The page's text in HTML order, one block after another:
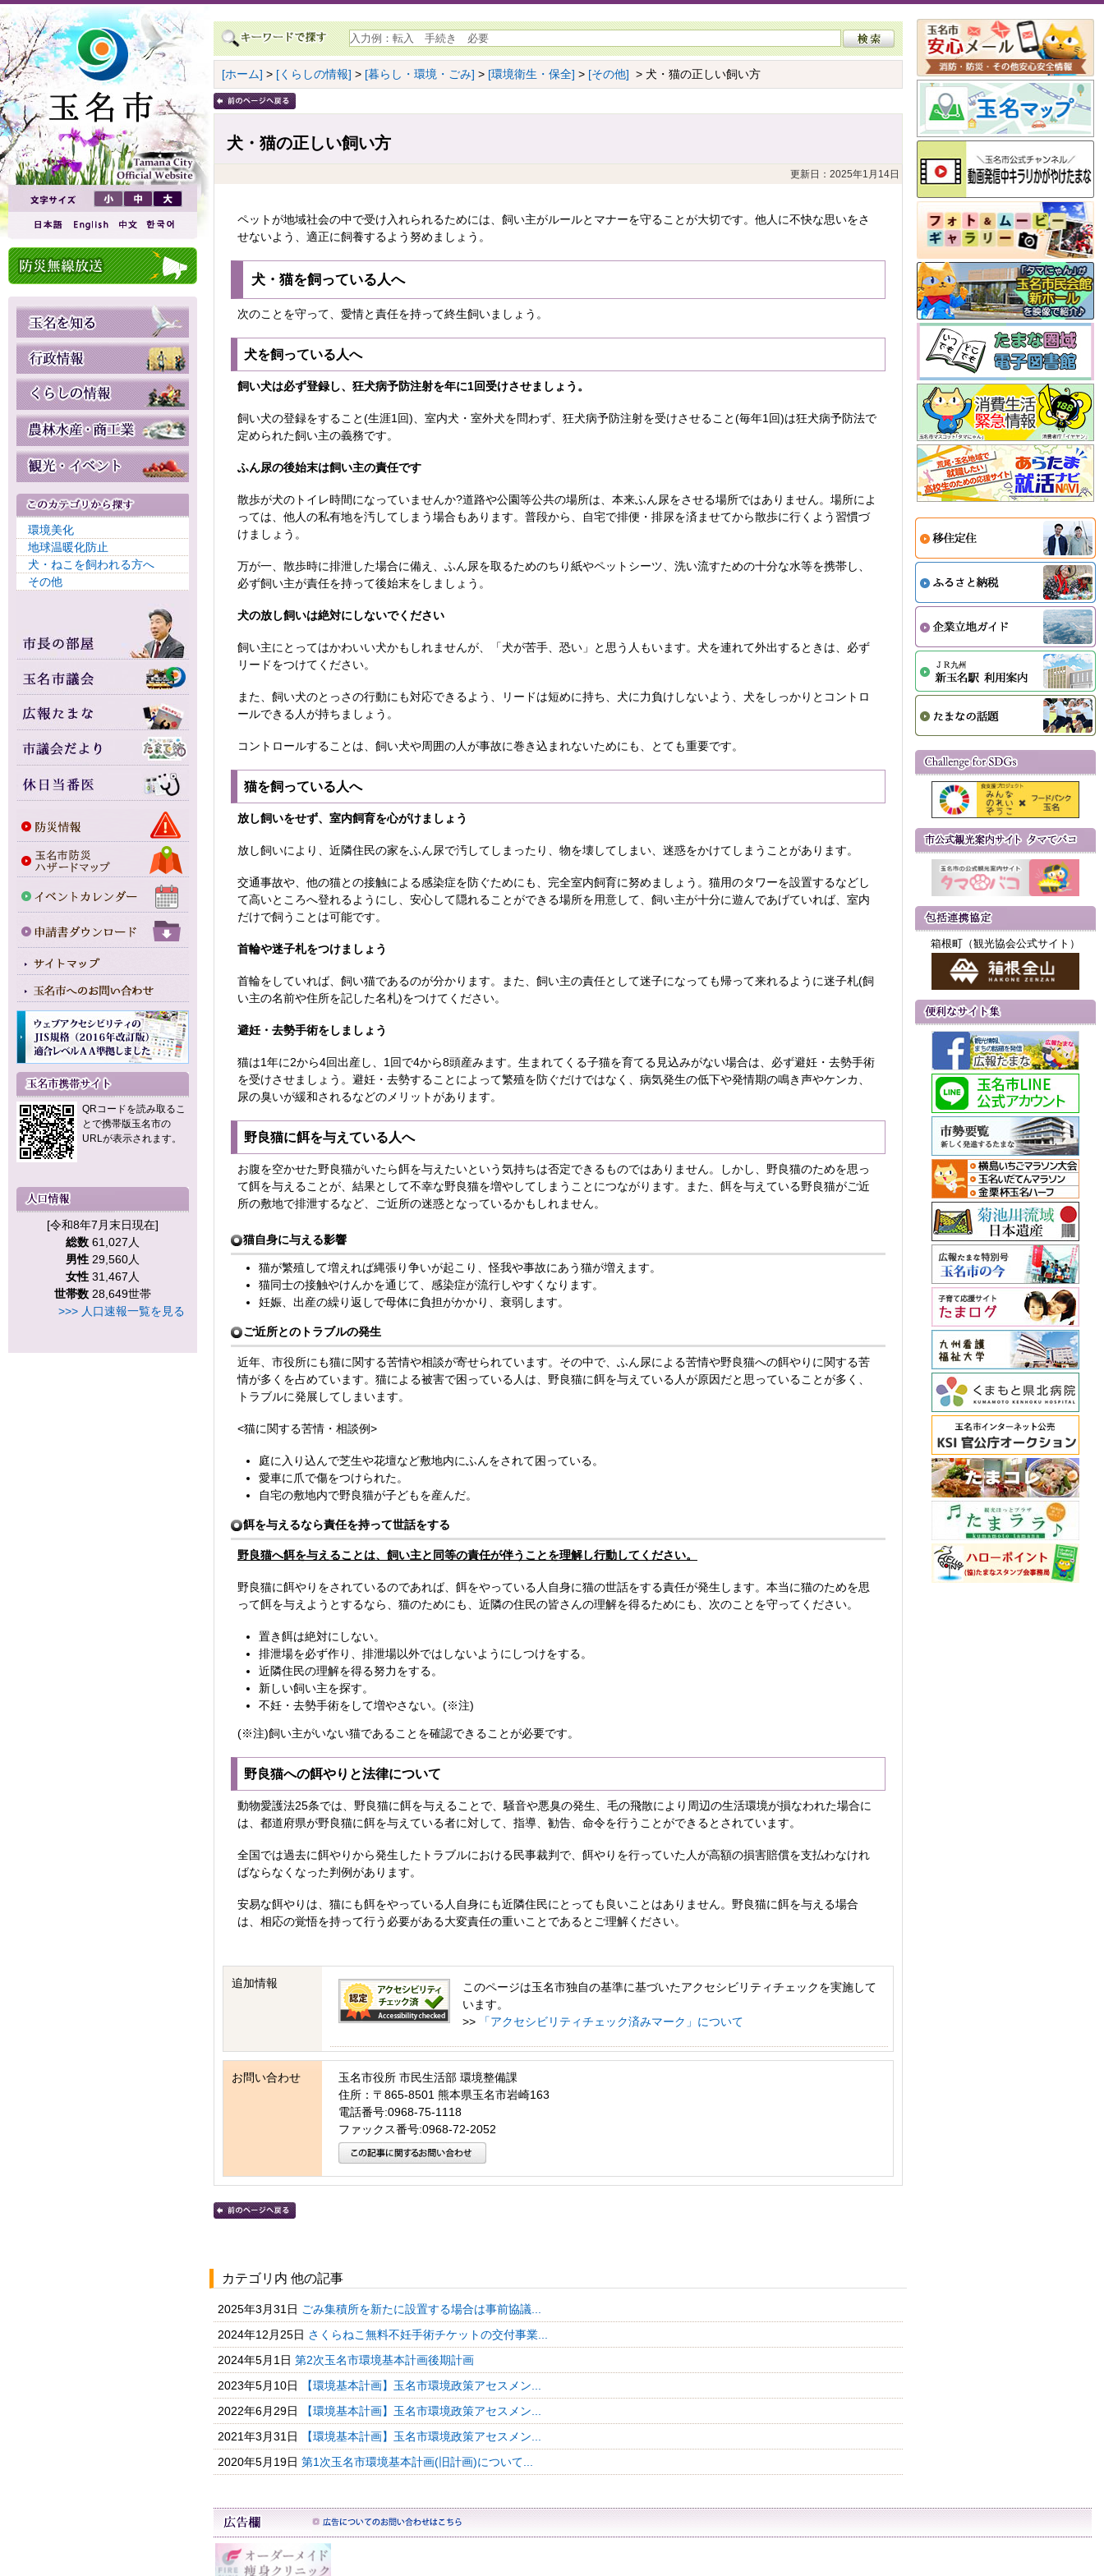
環境美化
地球温暖化防止
犬・ねこを飼われる方へ
その他
QRコードを読み取るこ
とで携帯版玉名市の
URLが表示されます。
[令和8年7月末日現在]
総数 61,027人
男性 29,560人
女性 31,467人
世帯数 28,649世帯
>>> 人口速報一覧を見る
[ホーム] > [くらしの情報] > [暮らし・環境・ごみ] > [環境衛生・保全] > [その他] > 犬・猫の正しい飼い方
犬・猫の正しい飼い方
更新日：2025年1月14日
ペットが地域社会の中で受け入れられるためには、飼い主がルールとマナーを守ることが大切です。他人に不快な思いをさ
せないよう、適正に飼養するよう努めましょう。
犬・猫を飼っている人へ
次のことを守って、愛情と責任を持って終生飼いましょう。
犬を飼っている人へ
飼い犬は必ず登録し、狂犬病予防注射を年に1回受けさせましょう。
飼い犬の登録をすること(生涯1回)、室内犬・室外犬を問わず、狂犬病予防注射を受けさせること(毎年1回)は狂犬病予防法で
定められた飼い主の義務です。
ふん尿の後始末は飼い主の責任です
散歩が犬のトイレ時間になっていませんか?道路や公園等公共の場所は、本来ふん尿をさせる場所ではありません。場所によ
っては、他人の私有地を汚してしまう場合もあります。普段から、自宅で排便・排尿を済ませてから散歩に行くよう習慣づ
けましょう。
万が一、散歩時に排泄した場合に備え、ふん尿を取るためのちり紙やペットシーツ、洗い流すための十分な水等を携帯し、
必ず飼い主が責任を持って後始末をしましょう。
犬の放し飼いは絶対にしないでください
飼い主にとってはかわいい犬かもしれませんが、「犬が苦手、恐い」と思う人もいます。犬を連れて外出するときは、必ず
リードをつけてください。
また、飼い犬のとっさの行動にも対応できるよう、リードは短めに持ち、犬に力負けしないよう、犬をしっかりとコントロ
ールできる人が持ちましょう。
コントロールすることは、飼い犬や周囲の人が事故に巻き込まれないためにも、とても重要です。
猫を飼っている人へ
放し飼いをせず、室内飼育を心がけましょう
放し飼いにより、近隣住民の家をふん尿で汚してしまったり、物を壊してしまい、迷惑をかけてしまうことがあります。
交通事故や、他の猫との接触による感染症を防ぐためにも、完全室内飼育に努めましょう。猫用のタワーを設置するなどし
て高いところへ登れるようにし、安心して隠れることができる場所を用意して、飼い主が十分に遊んであげていれば、室内
だけで飼うことは可能です。
首輪や迷子札をつけましょう
首輪をしていれば、飼い猫であるのが分かります。また、飼い主の責任として迷子になっても帰って来れるように迷子札(飼
い主の名前や住所を記した名札)をつけてください。
避妊・去勢手術をしましょう
猫は1年に2から4回出産し、1回で4から8頭産みます。生まれてくる子猫を育てる見込みがない場合は、必ず避妊・去勢手術
を受けさせましょう。避妊・去勢することによって繁殖を防ぐだけではなく、病気発生の低下や発情期の鳴き声やケンカ、
尿の臭いが緩和されるなどのメリットがあります。
野良猫に餌を与えている人へ
お腹を空かせた野良猫がいたら餌を与えたいという気持ちは否定できるものではありません。しかし、野良猫のためを思っ
て餌を与えることが、結果として不幸な野良猫を増やしてしまうことにつながります。また、餌を与えている野良猫がご近
所の敷地で排泄するなど、ご近所の迷惑となっているかもしれません。
猫自身に与える影響
猫が繁殖して増えれば縄張り争いが起こり、怪我や事故にあう猫が増えます。
猫同士の接触やけんかを通じて、感染症が流行しやすくなります。
妊娠、出産の繰り返しで母体に負担がかかり、衰弱します。
ご近所とのトラブルの発生
近年、市役所にも猫に関する苦情や相談が寄せられています。その中で、ふん尿による苦情や野良猫への餌やりに関する苦
情が多くを占めています。猫による被害で困っている人は、野良猫に餌を与えている人が原因だと思っていることが多く、
トラブルに発展してしまいます。
<猫に関する苦情・相談例>
庭に入り込んで芝生や花壇など敷地内にふんをされて困っている。
愛車に爪で傷をつけられた。
自宅の敷地内で野良猫が子どもを産んだ。
餌を与えるなら責任を持って世話をする
野良猫へ餌を与えることは、飼い主と同等の責任が伴うことを理解し行動してください。
野良猫に餌やりをされているのであれば、餌をやっている人自身に猫の世話をする責任が発生します。本当に猫のためを思
って餌を与えようとするなら、猫のためにも、近隣の住民の皆さんの理解を得るためにも、次のことを守ってください。
置き餌は絶対にしない。
排泄場を必ず作り、排泄場以外ではしないようにしつけをする。
近隣住民の理解を得る努力をする。
新しい飼い主を探す。
不妊・去勢手術をして増やさない。(※注)
(※注)飼い主がいない猫であることを確認できることが必要です。
野良猫への餌やりと法律について
動物愛護法25条では、野良猫に餌を与えることで、騒音や悪臭の発生、毛の飛散により周辺の生活環境が損なわれた場合に
は、都道府県が野良猫に餌を与えている者に対して、指導、勧告、命令を行うことができるとされています。
全国では過去に餌やりから発生したトラブルにおける民事裁判で、餌やりを行っていた人が高額の損害賠償を支払わなけれ
ばならなくなった判例があります。
安易な餌やりは、猫にも餌をやっている人自身にも近隣住民にとっても良いことはありません。野良猫に餌を与える場合
は、相応の覚悟を持って行う必要がある大変責任の重いことであるとご理解ください。
追加情報
このページは玉名市独自の基準に基づいたアクセシビリティチェックを実施して
います。
>>
「アクセシビリティチェック済みマーク」について
お問い合わせ
玉名市役所 市民生活部 環境整備課
住所：〒865-8501 熊本県玉名市岩崎163
電話番号:0968-75-1118
ファックス番号:0968-72-2052
カテゴリ内 他の記事
2025年3月31日 ごみ集積所を新たに設置する場合は事前協議...
2024年12月25日 さくらねこ無料不妊手術チケットの交付事業...
2024年5月1日 第2次玉名市環境基本計画後期計画
2023年5月10日
【環境基本計画】玉名市環境政策アセスメン...
2022年6月29日
【環境基本計画】玉名市環境政策アセスメン...
2021年3月31日
【環境基本計画】玉名市環境政策アセスメン...
2020年5月19日 第1次玉名市環境基本計画(旧計画)について...
箱根町（観光協会公式サイト）